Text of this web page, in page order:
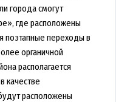
города смогут
где расположены
поэтапные переходы в
органичной
располагается
качестве
расположены